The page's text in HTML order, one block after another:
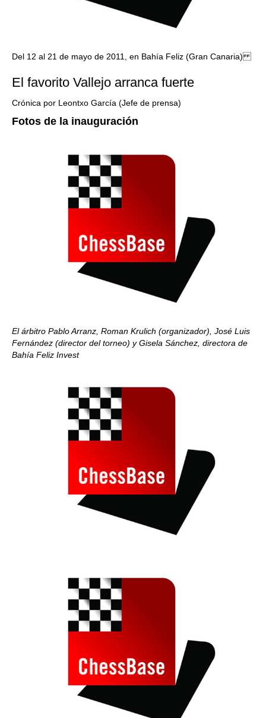
Del 12 al 21 de mayo de 2011, en Bahía Feliz (Gran Canaria)
El favorito Vallejo arranca fuerte
Crónica por Leontxo García (Jefe de prensa)
Fotos de la inauguración
El árbitro Pablo Arranz, Roman Krulich (organizador), José Luis
Fernández (director del torneo) y Gisela Sánchez, directora de
Bahía Feliz Invest